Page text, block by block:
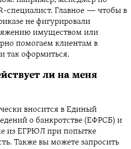
специалист. Главное — чтобы в
не фигурировали
имуществом или
помогаем клиентам в
так оформиться.
ли на меня
вносится в Единый
о банкротстве (ЕФРСБ) и
из ЕГРЮЛ при попытке
Также вы можете запросить